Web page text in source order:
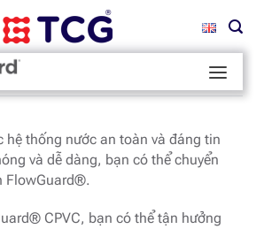
Thương hiệu được lựa chọn cho
và dân dụng/Giải pháp được các chủ
hệ thống nước an toàn và đáng tin
và dễ dàng, bạn có thể chuyển
FlowGuard®.
CPVC, bạn có thể tận hưởng